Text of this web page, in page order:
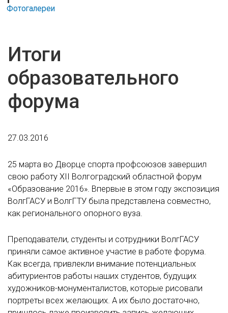
Фотогалереи
Итоги
образовательного
форума
27.03.2016
25 марта во Дворце спорта профсоюзов завершил
свою работу XII Волгоградский областной форум
«Образование 2016». Впервые в этом году экспозиция
ВолгГАСУ и ВолгГТУ была представлена совместно,
как регионального опорного вуза.
Преподаватели, студенты и сотрудники ВолгГАСУ
приняли самое активное участие в работе форума.
Как всегда, привлекли внимание потенциальных
абитуриентов работы наших студентов, будущих
художников-монументалистов, которые рисовали
портреты всех желающих. А их было достаточно,